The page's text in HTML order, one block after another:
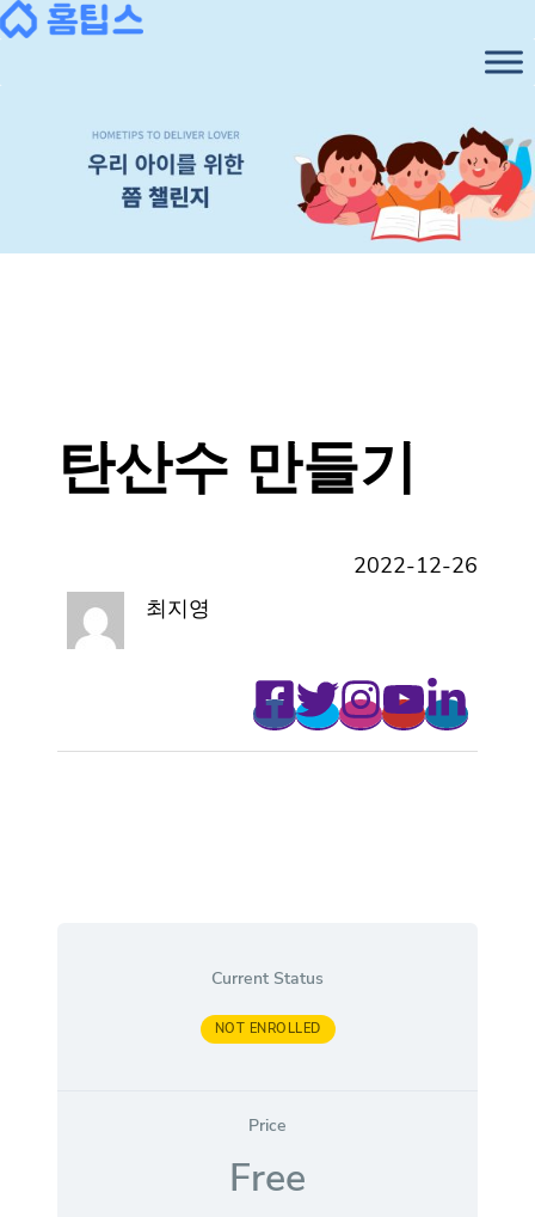
콘
텐
츠
기
탄산수 만들기
2022-12-26
최지영
Current Status
NOT ENROLLED
Price
Free